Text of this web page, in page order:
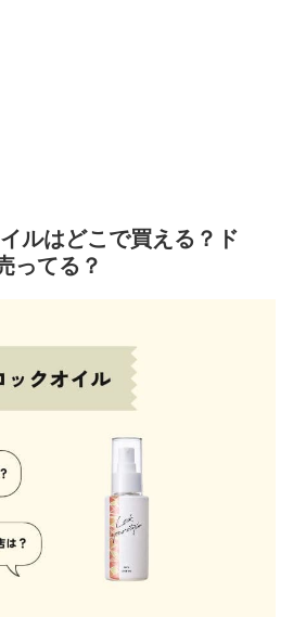
ルはどこで買える？ド
ってる？